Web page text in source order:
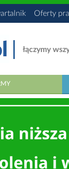
Oferty
łączymy